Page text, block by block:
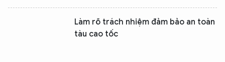
Làm rõ trách nhiệm đảm bảo an toàn
tàu cao tốc